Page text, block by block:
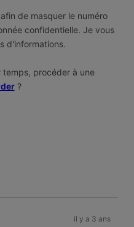
de masquer le numéro
confidentielle. Je vous
d'informations.
temps, procéder à une
?
il y a 3 ans